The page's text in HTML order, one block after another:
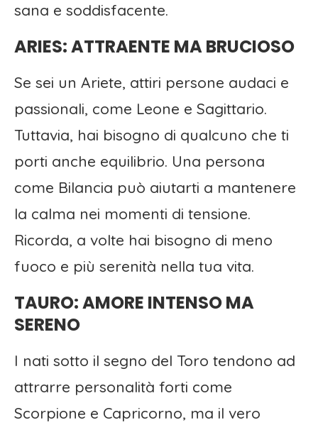
sana e soddisfacente.
ARIES: ATTRAENTE MA BRUCIOSO
Se sei un Ariete, attiri persone audaci e
passionali, come Leone e Sagittario.
Tuttavia, hai bisogno di qualcuno che ti
porti anche equilibrio. Una persona
come Bilancia può aiutarti a mantenere
la calma nei momenti di tensione.
Ricorda, a volte hai bisogno di meno
fuoco e più serenità nella tua vita.
TAURO: AMORE INTENSO MA
SERENO
I nati sotto il segno del Toro tendono ad
attrarre personalità forti come
Scorpione e Capricorno, ma il vero